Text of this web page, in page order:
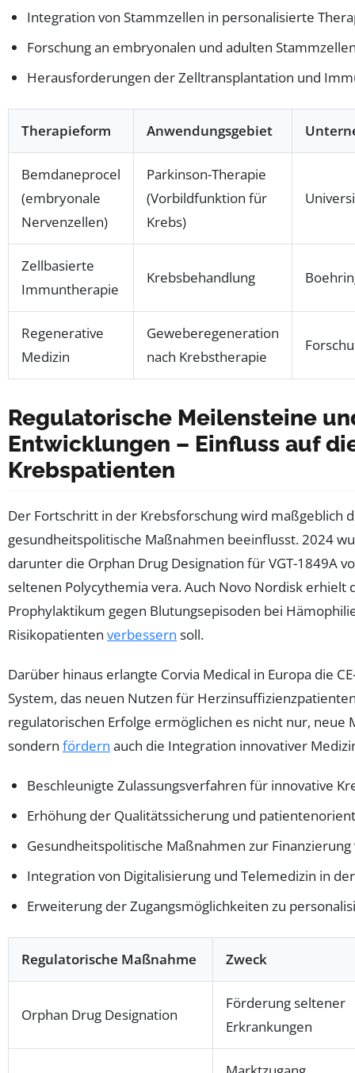
Integration von Stammzellen in personalisierte
Forschung an embryonalen und adulten
Herausforderungen der Zelltransplantation und
Therapieform Anwendungsgebiet
Bemdaneprocel
(embryonale
Nervenzellen)
Parkinson-Therapie
(Vorbildfunktion für
Krebs)
Zellbasierte
Immuntherapie
Krebsbehandlung
Regenerative
Medizin
Geweberegeneration
nach Krebstherapie
Regulatorische Meilensteine
Entwicklungen – Einfluss auf
Krebspatienten
Der Fortschritt in der Krebsforschung wird maßgeblich
gesundheitspolitische Maßnahmen beeinflusst. 2024
darunter die Orphan Drug Designation für VGT-1849A
seltenen Polycythemia vera. Auch Novo Nordisk erhielt
Prophylaktikum gegen Blutungsepisoden bei
Risikopatienten verbessern soll.
Darüber hinaus erlangte Corvia Medical in Europa die
System, das neuen Nutzen für
regulatorischen Erfolge ermöglichen es nicht nur,
sondern fördern auch die Integration innovativer
Beschleunigte Zulassungsverfahren für innovative
Erhöhung der Qualitätssicherung und
Gesundheitspolitische Maßnahmen zur
Integration von Digitalisierung und Telemedizin in
Erweiterung der Zugangsmöglichkeiten zu
Regulatorische Maßnahme Zweck
Orphan Drug Designation
Förderung seltener
Erkrankungen